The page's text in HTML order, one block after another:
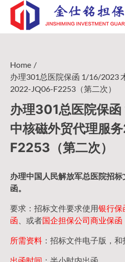
Skip
content
Home
办理301总医院保函 1/16/2023
2022-JQ06-F2253（第二次）
办理301总医院保
中核磁外贸代理服
F2253（第二次）
办理中国人民解放军总医院招
函。
要求：招标文件要求使用银行保
函 、或者国企担保公司商业保函
所需资料 ：招标文件电子版，